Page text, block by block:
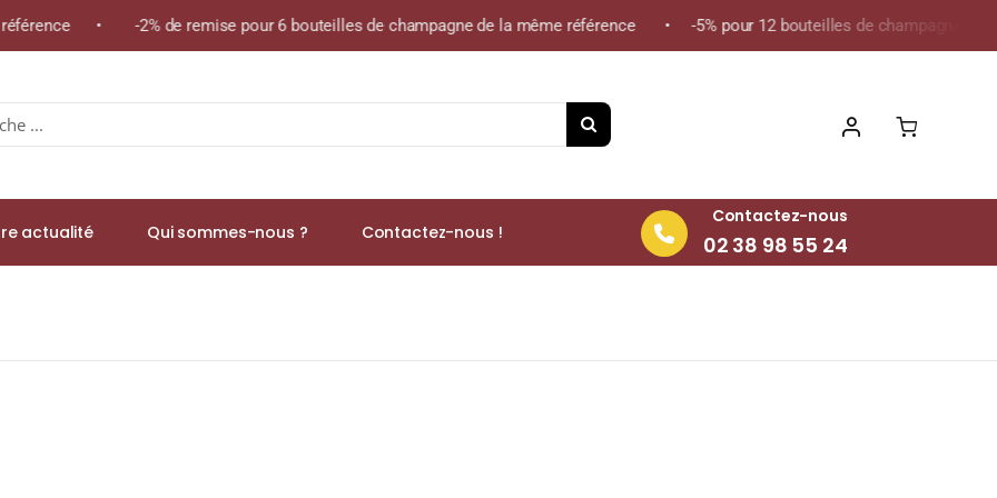
• -2% de remise pour 6 bouteilles de champagne de la même référence • -5% pour 12 bouteilles de champagne de la
actualité Qui sommes-nous ? Contactez-nous !
Contactez-nous
02 38 98 55 24